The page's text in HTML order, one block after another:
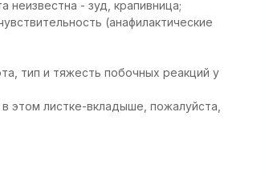
неизвестна - зуд, крапивница;
(анафилактические
тип и тяжесть побочных реакций у
этом листке-вкладыше, пожалуйста,